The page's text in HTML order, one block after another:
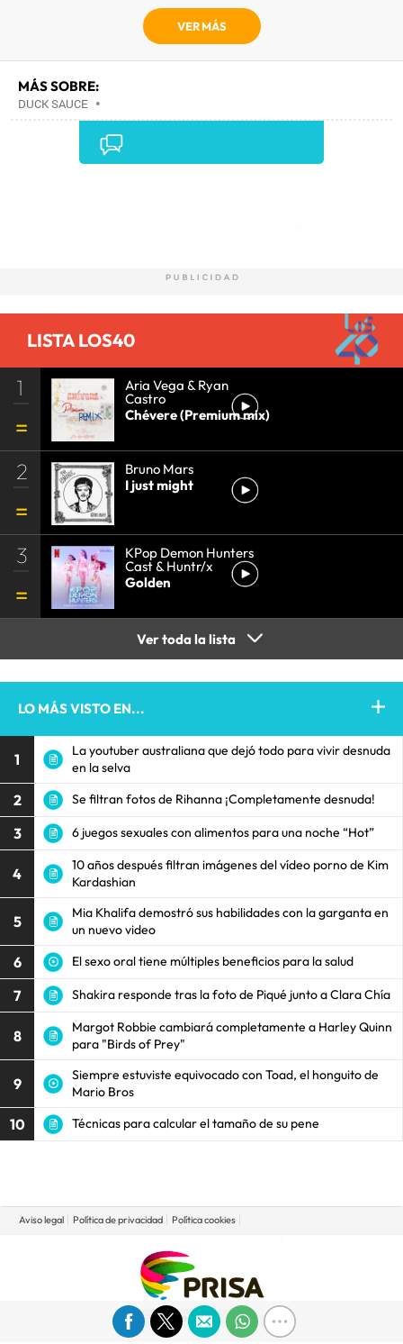
VER MÁS
MÁS SOBRE:
DUCK SAUCE •
LISTA LOS40
1 Aria Vega & Ryan
Castro
Chévere (Premium mix)
2
Bruno Mars
I just might
3 KPop Demon Hunters
Cast & Huntr/x
Golden
Ver toda la lista
LO MÁS VISTO EN...
1
La youtuber australiana que dejó todo para vivir desnuda
en la selva
2 Se filtran fotos de Rihanna ¡Completamente desnuda!
3 6 juegos sexuales con alimentos para una noche “Hot”
4
10 años después filtran imágenes del vídeo porno de Kim
Kardashian
5
Mia Khalifa demostró sus habilidades con la garganta en
un nuevo video
6 El sexo oral tiene múltiples beneficios para la salud
7 Shakira responde tras la foto de Piqué junto a Clara Chía
8
Margot Robbie cambiará completamente a Harley Quinn
para "Birds of Prey"
9
Siempre estuviste equivocado con Toad, el honguito de
Mario Bros
10 Técnicas para calcular el tamaño de su pene
Aviso legal Política de privacidad Política cookies